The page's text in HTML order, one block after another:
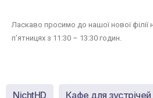
Ласкаво просимо до нашої нової філії
п’ятницях з 11:30 – 13:30 годин.
NichtHD Кафе для зустрічей